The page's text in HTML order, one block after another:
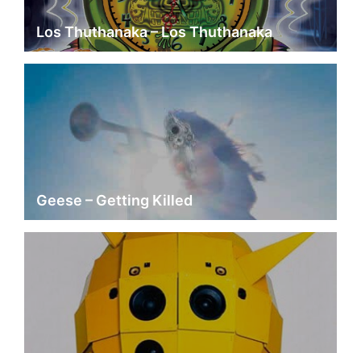
Los Thuthanaka – Los Thuthanaka
Geese – Getting Killed